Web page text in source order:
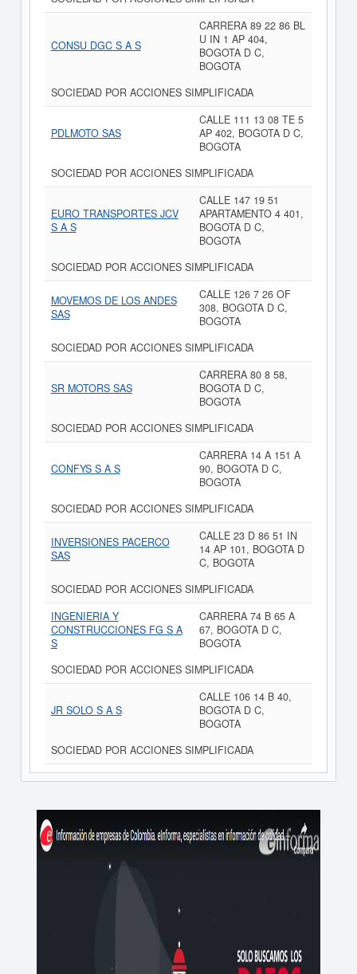
CONSU DGC S A S
CARRERA 89 22 86 BL
U IN 1 AP 404,
BOGOTA D C,
BOGOTA
SOCIEDAD POR ACCIONES SIMPLIFICADA
PDLMOTO SAS
CALLE 111 13 08 TE 5
AP 402, BOGOTA D C,
BOGOTA
SOCIEDAD POR ACCIONES SIMPLIFICADA
EURO TRANSPORTES JCV
S A S
CALLE 147 19 51
APARTAMENTO 4 401,
BOGOTA D C,
BOGOTA
SOCIEDAD POR ACCIONES SIMPLIFICADA
MOVEMOS DE LOS ANDES
SAS
CALLE 126 7 26 OF
308, BOGOTA D C,
BOGOTA
SOCIEDAD POR ACCIONES SIMPLIFICADA
SR MOTORS SAS
CARRERA 80 8 58,
BOGOTA D C,
BOGOTA
SOCIEDAD POR ACCIONES SIMPLIFICADA
CONFYS S A S
CARRERA 14 A 151 A
90, BOGOTA D C,
BOGOTA
SOCIEDAD POR ACCIONES SIMPLIFICADA
INVERSIONES PACERCO
SAS
CALLE 23 D 86 51 IN
14 AP 101, BOGOTA D
C, BOGOTA
SOCIEDAD POR ACCIONES SIMPLIFICADA
INGENIERIA Y
CONSTRUCCIONES FG S A
S
CARRERA 74 B 65 A
67, BOGOTA D C,
BOGOTA
SOCIEDAD POR ACCIONES SIMPLIFICADA
JR SOLO S A S
CALLE 106 14 B 40,
BOGOTA D C,
BOGOTA
SOCIEDAD POR ACCIONES SIMPLIFICADA